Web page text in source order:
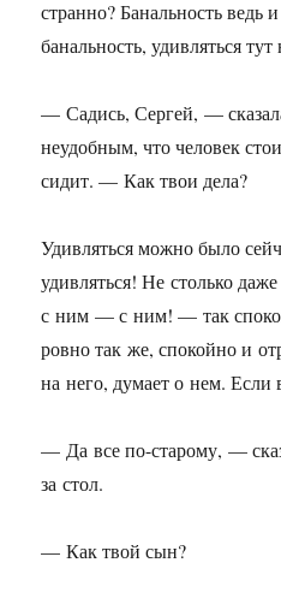
странно? Банальность ведь
банальность, удивляться
— Садись, Сергей, —
неудобным, что человек
сидит. — Как твои дела?
Удивляться можно было
удивляться! Не столько
с ним — с ним! — так
ровно так же, спокойно и
на него, думает о нем. Если
— Да все по-старому, —
за стол.
— Как твой сын?